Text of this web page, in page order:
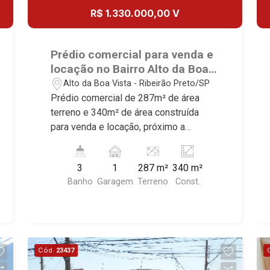
R$ 1.330.000,00 V
Prédio comercial para venda e
locação no Bairro Alto da Boa
Vista, próximo a Avenida Nove
de Julho - Ribeirão Preto/SP.
Alto da Boa Vista - Ribeirão Preto/SP
Prédio comercial de 287m² de área
terreno e 340m² de área construída
para venda e locação, próximo a
Boa Vista, Ribeirão Preto/SP. Conheça
as características deste imóvel que a
Martinelli Imobiliária selecionou para
WC social - Escritório com WC privativo
- Cozinha industrial - Balcão para
3
Banho
1
Garagem
287 m²
Terreno
340 m²
Const.
Cód. 23437